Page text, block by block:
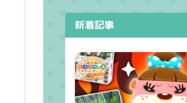
新着記事